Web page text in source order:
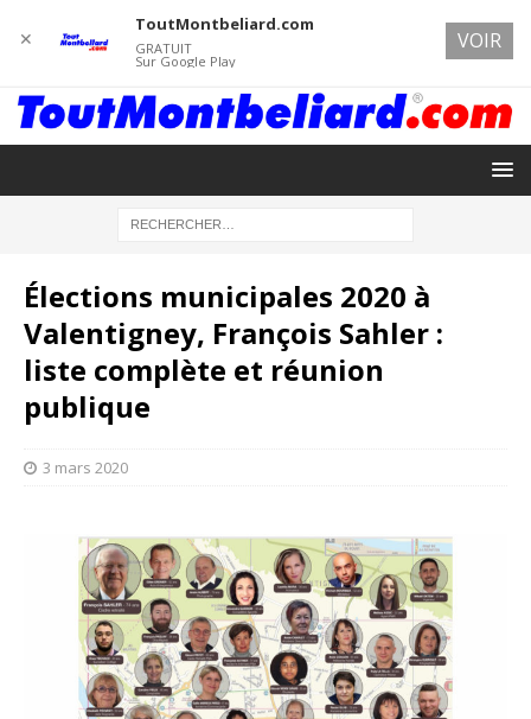
Élections municipales 2020 à
Valentigney, François Sahler :
liste complète et réunion
publique
3 mars 2020
✕
ToutMontbeliard.com
GRATUIT
Sur Google Play
VOIR